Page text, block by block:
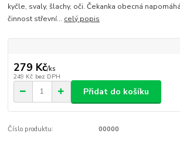
kyčle, svaly, šlachy, oči. Čekanka obecná
činnost střevní... celý popis
279 Kč/ks
249 Kč bez DPH
Přidat do košíku
Číslo produktu: 00000